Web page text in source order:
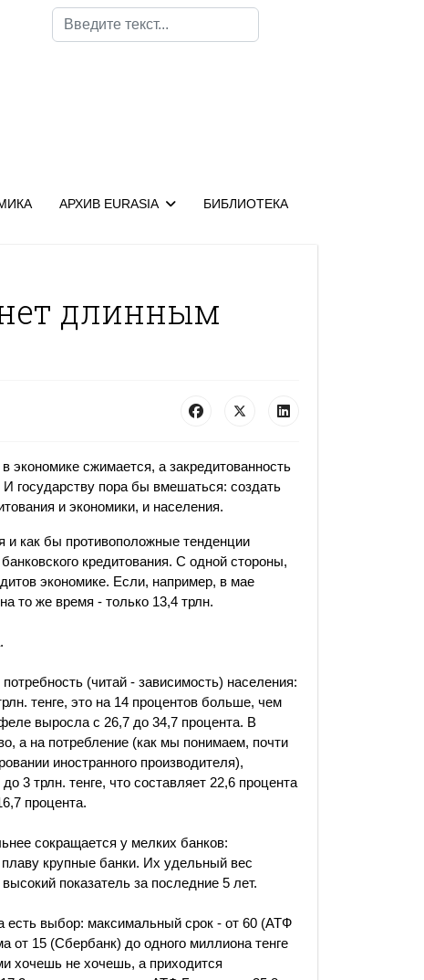
Поиск
АРХИВ EURASIA БИБЛИОТЕКА
длинным
экономике сжимается, а закредитованность
государству пора бы вмешаться: создать
и экономики, и населения.
и как бы противоположные тенденции
кредитования. С одной стороны,
экономике. Если, например, в мае
то же время - только 13,4 трлн.
(читай - зависимость) населения:
тенге, это на 14 процентов больше, чем
выросла с 26,7 до 34,7 процента. В
а на потребление (как мы понимаем, почти
иностранного производителя),
3 трлн. тенге, что составляет 22,6 процента
процента.
сокращается у мелких банков:
крупные банки. Их удельный вес
показатель за последние 5 лет.
есть выбор: максимальный срок - от 60 (АТФ
15 (Сбербанк) до одного миллиона тенге
хочешь не хочешь, а приходится